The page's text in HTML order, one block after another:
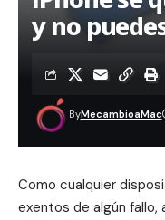
y no
ByMecambioaMac
Como cualquier
exentos de algún fallo,